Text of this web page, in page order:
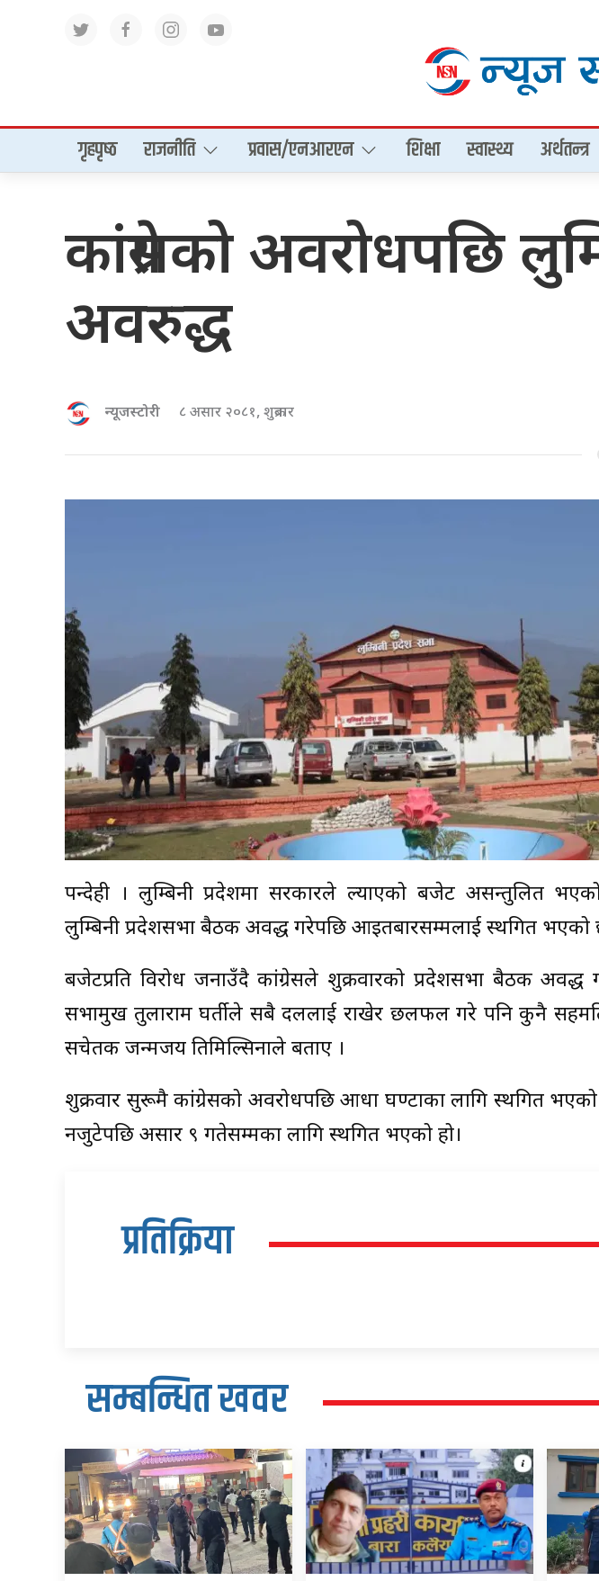
गृहपृष्‍ठ राजनीति प्रवास/एनआरएन शिक्षा स्वास्थ्य अर्थतन्त्र
कांग्रेसको अवरोधपछि
अवरुद्ध
न्यूजस्टोरी ८ असार २०८१, शुक्रबार
रुपन्देही । लुम्बिनी प्रदेशमा सरकारले ल्याएको बजेट असन्तुलित
लुम्बिनी प्रदेशसभा बैठक अवरुद्ध गरेपछि आइतबारसम्मलाई स्थगित भएको
बजेटप्रति विरोध जनाउँदै कांग्रेसले शुक्रवारको प्रदेशसभा बैठक अवरुद्ध
सभामुख तुलाराम घर्तीले सबै दललाई राखेर छलफल गरे पनि कुनै
सचेतक जन्मजय तिमिल्सिनाले बताए ।
शुक्रवार सुरूमै कांग्रेसको अवरोधपछि आधा घण्टाका लागि स्थगित
नजुटेपछि असार ९ गतेसम्मका लागि स्थगित भएको हो।
प्रतिक्रिया
सम्बन्धित खवर